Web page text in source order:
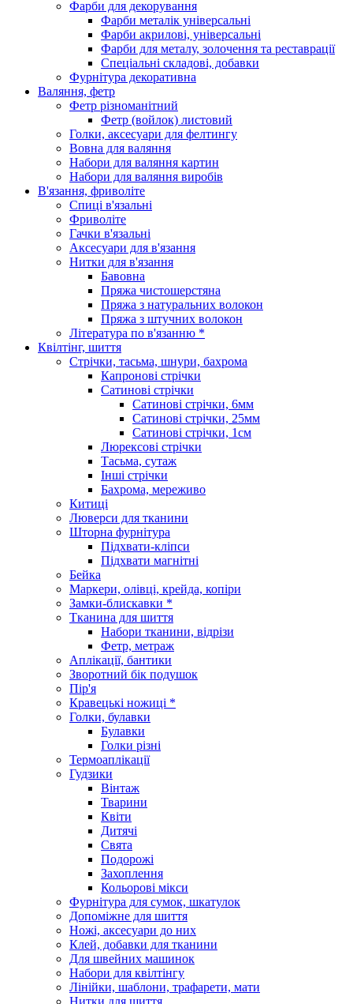
Фарби для декорування
Фарби металік універсальні
Фарби акрилові, універсальні
Фарби для металу, золочення та реставрації
Спеціальні складові, добавки
Фурнітура декоративна
Валяння, фетр
Фетр різноманітний
Фетр (войлок) листовий
Голки, аксесуари для фелтингу
Вовна для валяння
Набори для валяння картин
Набори для валяння виробів
В'язання, фриволіте
Спиці в'язальні
Фриволіте
Гачки в'язальні
Аксесуари для в'язання
Нитки для в'язання
Бавовна
Пряжа чистошерстяна
Пряжа з натуральних волокон
Пряжа з штучних волокон
Література по в'язанню *
Квілтінг, шиття
Стрічки, тасьма, шнури, бахрома
Капронові стрічки
Сатинові стрічки
Сатинові стрічки, 6мм
Сатинові стрічки, 25мм
Сатинові стрічки, 1см
Люрексові стрічки
Тасьма, сутаж
Інші стрічки
Бахрома, мереживо
Китиці
Люверси для тканини
Шторна фурнітура
Підхвати-кліпси
Підхвати магнітні
Бейка
Маркери, олівці, крейда, копіри
Замки-блискавки *
Тканина для шиття
Набори тканини, відрізи
Фетр, метраж
Аплікації, бантики
Зворотний бік подушок
Пір'я
Кравецькі ножиці *
Голки, булавки
Булавки
Голки різні
Термоаплікації
Гудзики
Вінтаж
Тварини
Квіти
Дитячі
Свята
Подорожі
Захоплення
Кольорові мікси
Фурнітура для сумок, шкатулок
Допоміжне для шиття
Ножі, аксесуари до них
Клей, добавки для тканини
Для швейних машинок
Набори для квілтінгу
Лінійки, шаблони, трафарети, мати
Нитки для шиття